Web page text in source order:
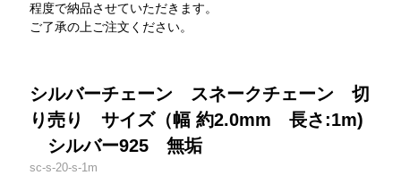
程度で納品させていただきます。
ご了承の上ご注文ください。
シルバーチェーン スネークチェーン 切
り売り サイズ（幅 約2.0mm 長さ:1m)
シルバー925 無垢
sc-s-20-s-1m